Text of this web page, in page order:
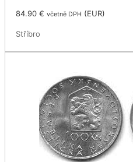
84.90€ včetně DPH (EUR)
Stříbro